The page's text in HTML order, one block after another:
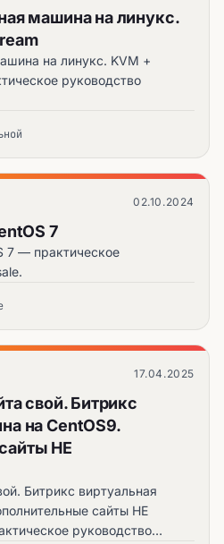
машина на линукс.
на линукс. KVM +
руководство
02.10.2024
7
7 — практическое
17.04.2025
свой. Битрикс
на CentOS9.
НЕ
Битрикс виртуальная
сайты НЕ
руководство